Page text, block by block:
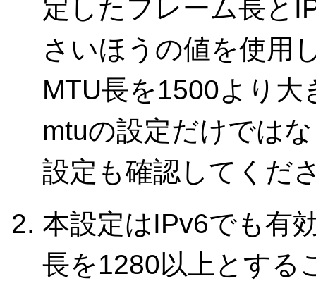
定したフレーム長と
さいほうの値を使用
MTU長を1500より
mtuの設定だけでは
設定も確認してくだ
本設定はIPv6でも有
長を1280以上とする